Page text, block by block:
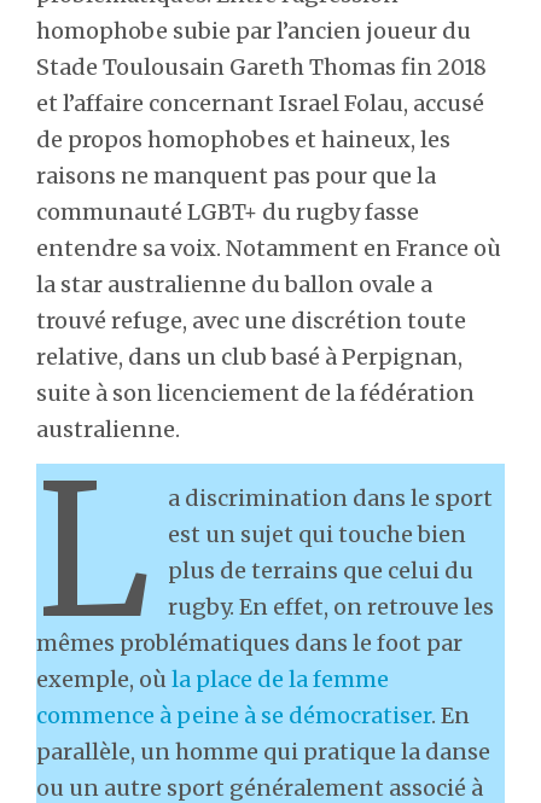
homophobe subie par l’ancien joueur du
Stade Toulousain Gareth Thomas fin 2018
et l’affaire concernant Israel Folau, accusé
de propos homophobes et haineux, les
raisons ne manquent pas pour que la
communauté LGBT+ du rugby fasse
entendre sa voix. Notamment en France où
la star australienne du ballon ovale a
trouvé refuge, avec une discrétion toute
relative, dans un club basé à Perpignan,
suite à son licenciement de la fédération
australienne.
L
a discrimination dans le sport
est un sujet qui touche bien
plus de terrains que celui du
rugby. En effet, on retrouve les
mêmes problématiques dans le foot par
exemple, où la place de la femme
commence à peine à se démocratiser. En
parallèle, un homme qui pratique la danse
ou un autre sport généralement associé à